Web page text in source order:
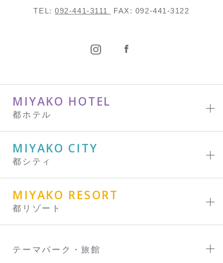
TEL:092-441-3111 FAX: 092-441-3122
MIYAKO HOTEL
都ホテル
MIYAKO CITY
都シティ
MIYAKO RESORT
都リゾート
テーマパーク・旅館